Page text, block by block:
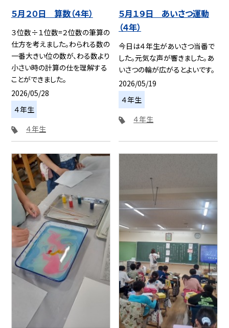
５月２０日 算数（４年）
３位数÷１位数=２位数の筆算の
仕方を考えました。わられる数の
一番大きい位の数が、わる数より
小さい時の計算の仕を理解する
ことができました。
2026/05/28
４年生
４年生
５月１９日 あいさつ運動
（４年）
今日は４年生があいさつ当番で
した。元気な声が響きました。あ
いさつの輪が広がるとよいです。
2026/05/19
４年生
４年生